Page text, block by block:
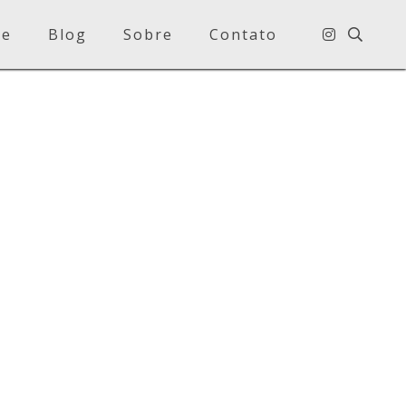
Blog Sobre Contato